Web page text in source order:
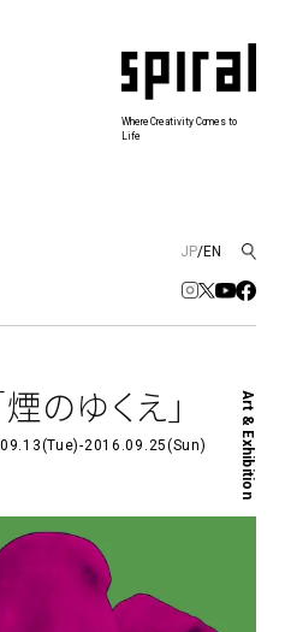
JP/EN
Where Creativity Comes to
Life
Spiral Hall
演劇やダンス、ライブ公演、イベント
SICF
お問い合わせ
商品開発
のゆくえ」
2016.09.25(Sun)
Art & Exhibition